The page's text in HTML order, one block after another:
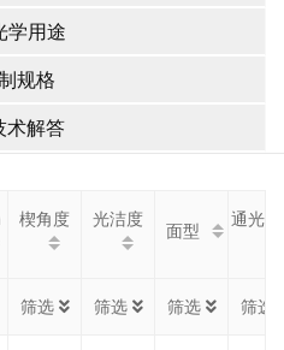
学用途
规格
术解答
楔角度 光洁度 面型 通光
筛选 筛选 筛选 筛选